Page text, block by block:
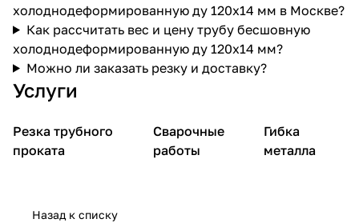
холоднодеформированную ду 120х14 мм в Москве?
Как рассчитать вес и цену трубу бесшовную
холоднодеформированную ду 120х14 мм?
Можно ли заказать резку и доставку?
Услуги
Резка трубного
проката
Сварочные
работы
Гибка
металла
Назад к списку